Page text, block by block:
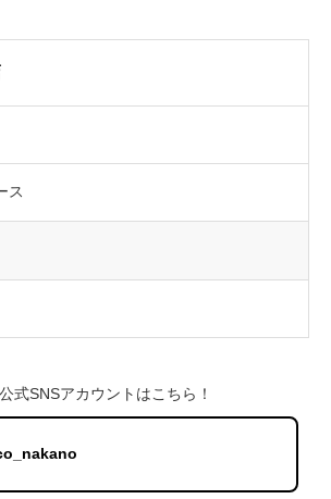
ス
式SNSアカウントはこちら！